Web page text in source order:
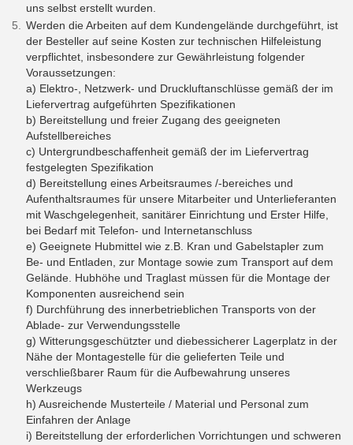
uns selbst erstellt wurden.
Werden die Arbeiten auf dem Kundengelände durchgeführt, ist
der Besteller auf seine Kosten zur technischen Hilfeleistung
verpflichtet, insbesondere zur Gewährleistung folgender
Voraussetzungen:
a) Elektro-, Netzwerk- und Druckluftanschlüsse gemäß der im
Liefervertrag aufgeführten Spezifikationen
b) Bereitstellung und freier Zugang des geeigneten
Aufstellbereiches
c) Untergrundbeschaffenheit gemäß der im Liefervertrag
festgelegten Spezifikation
d) Bereitstellung eines Arbeitsraumes /-bereiches und
Aufenthaltsraumes für unsere Mitarbeiter und Unterlieferanten
mit Waschgelegenheit, sanitärer Einrichtung und Erster Hilfe,
bei Bedarf mit Telefon- und Internetanschluss
e) Geeignete Hubmittel wie z.B. Kran und Gabelstapler zum
Be- und Entladen, zur Montage sowie zum Transport auf dem
Gelände. Hubhöhe und Traglast müssen für die Montage der
Komponenten ausreichend sein
f) Durchführung des innerbetrieblichen Transports von der
Ablade- zur Verwendungsstelle
g) Witterungsgeschützter und diebessicherer Lagerplatz in der
Nähe der Montagestelle für die gelieferten Teile und
verschließbarer Raum für die Aufbewahrung unseres
Werkzeugs
h) Ausreichende Musterteile / Material und Personal zum
Einfahren der Anlage
i) Bereitstellung der erforderlichen Vorrichtungen und schweren